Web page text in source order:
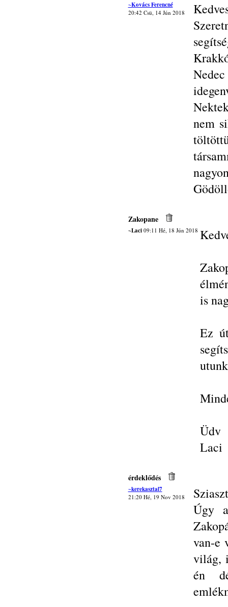
~Kovács Ferencné
20:42 Csü, 14 Jún 2018
nem
Zakopane
~Laci09:11 Hé, 18 Jún 2018
is
Ez
Üdv
Laci
érdeklődés
~kerekasztal7
21:20 Hé, 19 Nov 2018
Úgy
van-e
világ,
én